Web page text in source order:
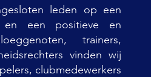
leden op een
en een positieve en
trainers,
vinden wij
clubmedewerkers